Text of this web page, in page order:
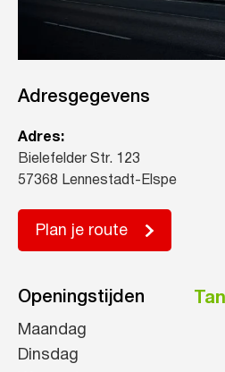
Adresgegevens
Adres:
Bielefelder Str. 123
57368 Lennestadt-Elspe
Plan je route
Openingstijden
Maandag
Dinsdag